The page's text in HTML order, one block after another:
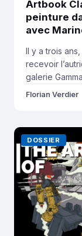
Artbook
peinture
avec
Il y a trois
recevoir
galerie
connu d’une
Le […]
Florian Verdier
DOSSIER